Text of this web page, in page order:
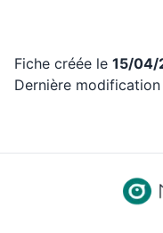
Fiche créée le 15/04/
Dernière